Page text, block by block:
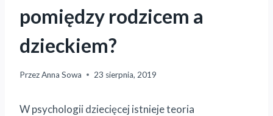
pomiędzy rodzicem a
dzieckiem?
PrzezAnna Sowa 23 sierpnia, 2019
W psychologii dziecięcej istnieje teoria